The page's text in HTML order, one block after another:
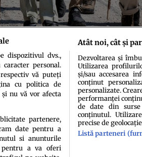
Profimedia
Politica de cookiesTermeni şi
dispozitivul dvs.,
personal.
vă puteți
cu politica de
nu vă vor afecta
partenere,
date pentru a
si anunturile
pentru a va oferi
Atât noi, cât și
Dezvoltarea și
Utilizarea
și/sau accesarea
conținut
personalizate.
performanței
de date din
conținutul.
precise de
Listă parteneri